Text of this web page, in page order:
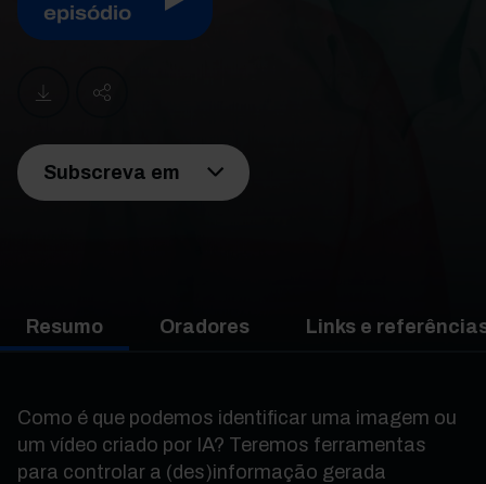
episódio
Subscreva em
Resumo Oradores Links e
Como é que podemos identificar uma imagem ou
um vídeo criado por IA? Teremos ferramentas
para controlar a (des)informação gerada